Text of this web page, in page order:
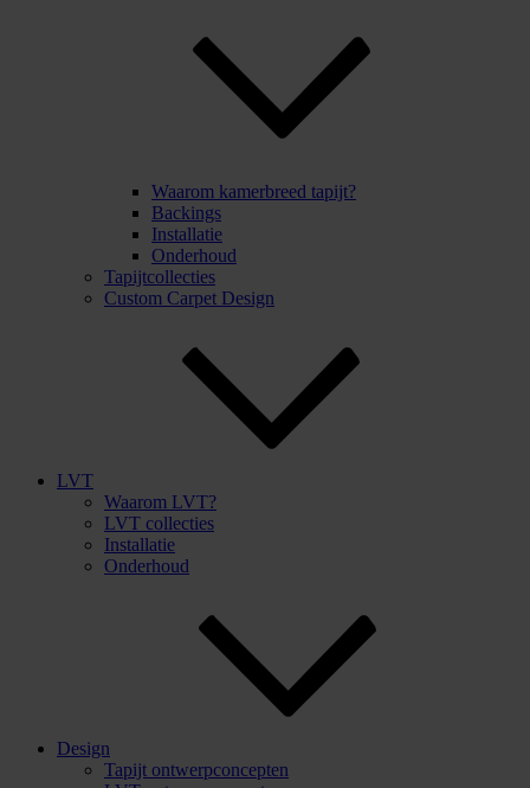
Waarom kamerbreed tapijt?
Backings
Installatie
Onderhoud
Tapijtcollecties
Custom Carpet Design
LVT
Waarom LVT?
LVT collecties
Installatie
Onderhoud
Design
Tapijt ontwerpconcepten